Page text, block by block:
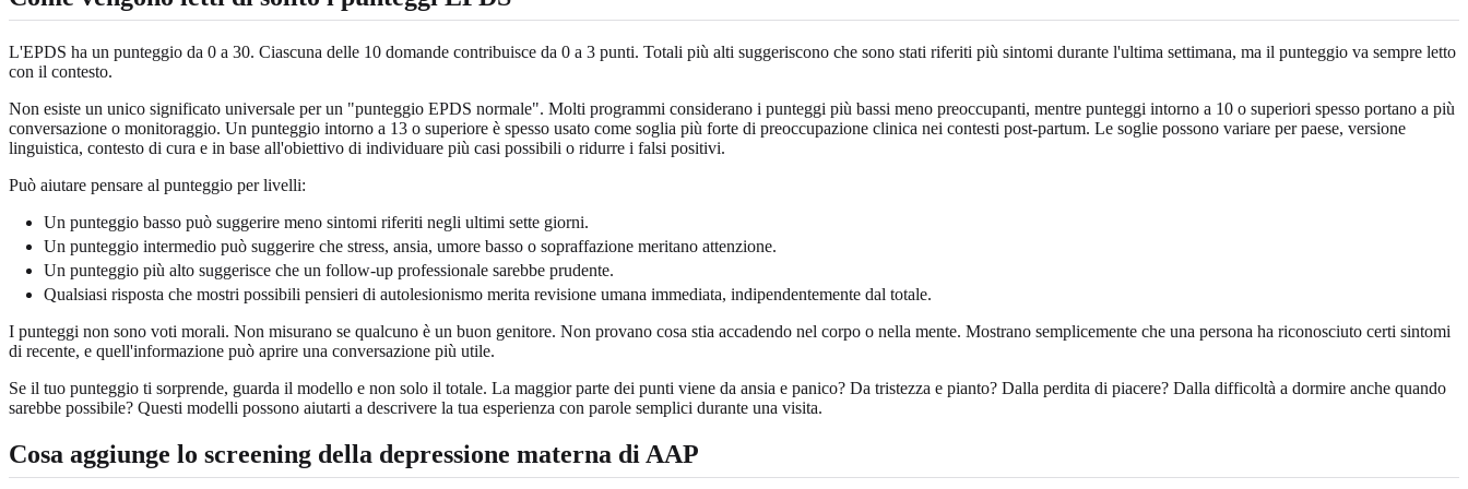
L'EPDS ha un punteggio da 0 a 30. Ciascuna delle 10 domande contribuisce da 0 a 3 punti. Totali più alti suggeriscono che sono stati riferiti più sintomi durante l'ultima settimana, ma il punteggio va sempre letto
con il contesto.
Non esiste un unico significato universale per un "punteggio EPDS normale". Molti programmi considerano i punteggi più bassi meno preoccupanti, mentre punteggi intorno a 10 o superiori spesso portano a più
conversazione o monitoraggio. Un punteggio intorno a 13 o superiore è spesso usato come soglia più forte di preoccupazione clinica nei contesti post-partum. Le soglie possono variare per paese, versione
linguistica, contesto di cura e in base all'obiettivo di individuare più casi possibili o ridurre i falsi positivi.
Può aiutare pensare al punteggio per livelli:
Un punteggio basso può suggerire meno sintomi riferiti negli ultimi sette giorni.
Un punteggio intermedio può suggerire che stress, ansia, umore basso o sopraffazione meritano attenzione.
Un punteggio più alto suggerisce che un follow-up professionale sarebbe prudente.
Qualsiasi risposta che mostri possibili pensieri di autolesionismo merita revisione umana immediata, indipendentemente dal totale.
I punteggi non sono voti morali. Non misurano se qualcuno è un buon genitore. Non provano cosa stia accadendo nel corpo o nella mente. Mostrano semplicemente che una persona ha riconosciuto certi sintomi
di recente, e quell'informazione può aprire una conversazione più utile.
Se il tuo punteggio ti sorprende, guarda il modello e non solo il totale. La maggior parte dei punti viene da ansia e panico? Da tristezza e pianto? Dalla perdita di piacere? Dalla difficoltà a dormire anche quando
sarebbe possibile? Questi modelli possono aiutarti a descrivere la tua esperienza con parole semplici durante una visita.
Cosa aggiunge lo screening della depressione materna di AAP